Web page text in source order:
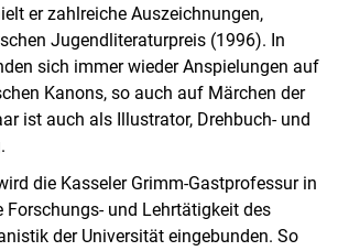
er zahlreiche Auszeichnungen,
Jugendliteraturpreis (1996). In
sich immer wieder Anspielungen auf
Kanons, so auch auf Märchen der
ist auch als Illustrator, Drehbuch- und
die Kasseler Grimm-Gastprofessur in
Forschungs- und Lehrtätigkeit des
der Universität eingebunden. So